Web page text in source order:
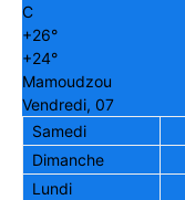
C
+26°
+24°
Mamoudzou
Vendredi, 07
Samedi
Dimanche
Lundi